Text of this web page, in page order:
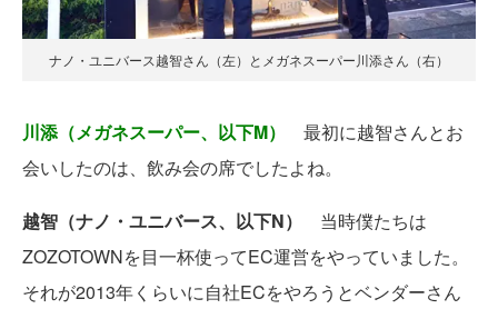
ナノ・ユニバース越智さん（左）とメガネスーパー川添さん（右）
川添（メガネスーパー、以下M）
最初に越智さんとお
会いしたのは、飲み会の席でしたよね。
越智（ナノ・ユニバース、以下N）
当時僕たちは
ZOZOTOWNを目一杯使ってEC運営をやっていました。
それが2013年くらいに自社ECをやろうとベンダーさん